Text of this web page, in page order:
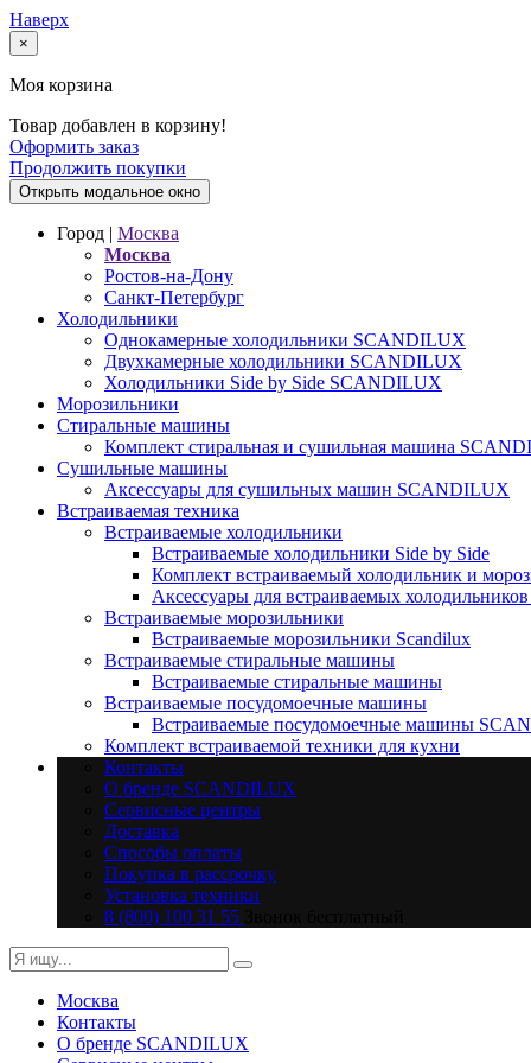
Наверх
×
Моя корзина
Товар добавлен в корзину!
Оформить заказ
Продолжить покупки
Открыть модальное окно
Город | Москва
Москва
Ростов-на-Дону
Санкт-Петербург
Холодильники
Однокамерные холодильники SCANDILUX
Двухкамерные холодильники SCANDILUX
Холодильники Side by Side SCANDILUX
Морозильники
Стиральные машины
Комплект стиральная и сушильная машина
Сушильные машины
Аксессуары для сушильных машин SCANDILUX
Встраиваемая техника
Встраиваемые холодильники
Встраиваемые холодильники Side by Side
Комплект встраиваемый холодильник и
Аксессуары для встраиваемых
Встраиваемые морозильники
Встраиваемые морозильники Scandilux
Встраиваемые стиральные машины
Встраиваемые стиральные машины
Встраиваемые посудомоечные машины
Встраиваемые посудомоечные машины
Комплект встраиваемой техники для кухни
Контакты
О бренде SCANDILUX
Сервисные центры
Доставка
Способы оплаты
Покупка в рассрочку
Установка техники
8 (800) 100 31 55
Москва
Контакты
О бренде SCANDILUX